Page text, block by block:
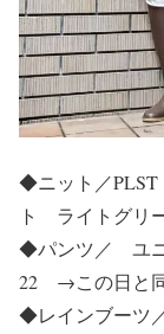
◆ニット／
ト ライトグリー
◆パンツ／ ユ
22 →この日と
◆レインブー